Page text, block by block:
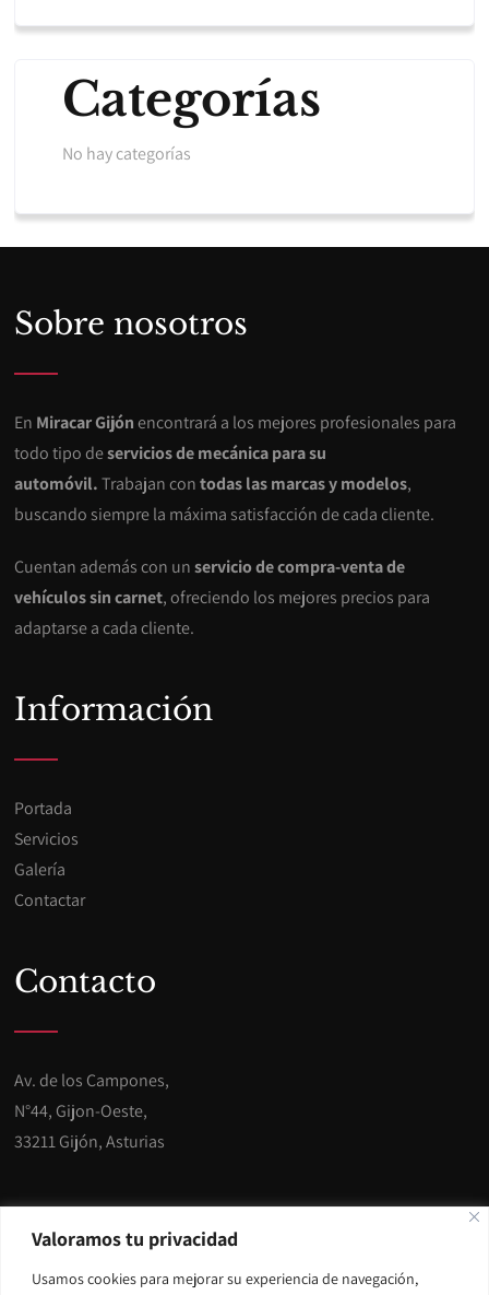
Valoramos tu privacidad
Usamos cookies para mejorar su experiencia de navegación,
Categorías
No hay categorías
Sobre nosotros
En Miracar Gijónencontrará a los mejores profesionales para
todo tipo deservicios de mecánica para su
automóvil.Trabajan contodas las marcas y modelos,
buscando siempre la máxima satisfacción de cada cliente.
Cuentan además con unservicio de compra-venta de
vehículos sin carnet, ofreciendo los mejores precios para
adaptarse a cada cliente.
Información
Portada
Servicios
Galería
Contactar
Contacto
Av. de los Campones,
N°44, Gijon-Oeste,
33211 Gijón, Asturias
Teléfono: 985 301 320
E-mail:info@miracargijon.es